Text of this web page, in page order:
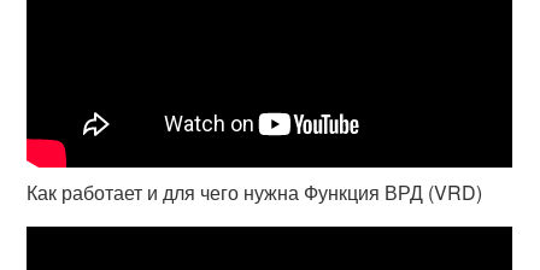
Как работает и для чего нужна Функция ВРД (VRD)